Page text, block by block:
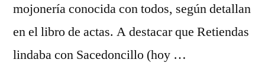
mojonería conocida con todos, según detallan
en el libro de actas. A destacar que Retiendas
lindaba con Sacedoncillo (hoy …